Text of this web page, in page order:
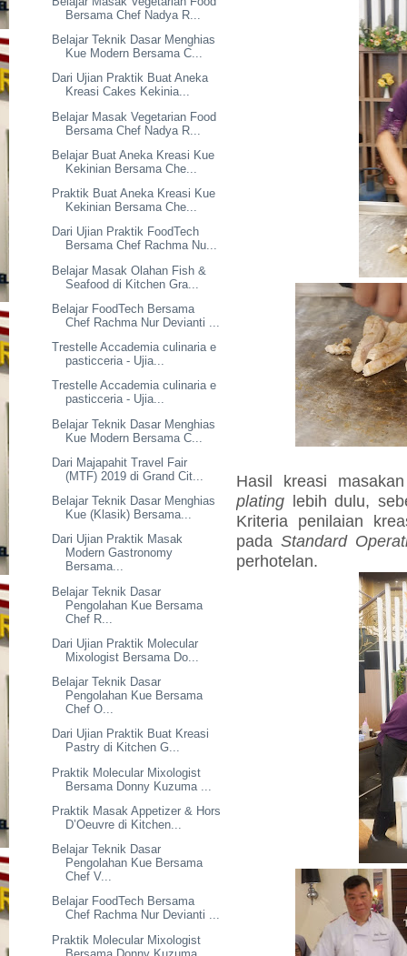
Bersama Chef Nadya R...
Belajar Teknik Dasar Menghias
Kue Modern Bersama C...
Dari Ujian Praktik Buat Aneka
Kreasi Cakes Kekinia...
Belajar Masak Vegetarian Food
Bersama Chef Nadya R...
Belajar Buat Aneka Kreasi Kue
Kekinian Bersama Che...
Praktik Buat Aneka Kreasi Kue
Kekinian Bersama Che...
Dari Ujian Praktik FoodTech
Bersama Chef Rachma Nu...
Belajar Masak Olahan Fish &
Seafood di Kitchen Gra...
Belajar FoodTech Bersama
Chef Rachma Nur Devianti ...
Trestelle Accademia culinaria e
pasticceria - Ujia...
Trestelle Accademia culinaria e
pasticceria - Ujia...
Belajar Teknik Dasar Menghias
Kue Modern Bersama C...
Dari Majapahit Travel Fair
(MTF) 2019 di Grand Cit...
Belajar Teknik Dasar Menghias
Kue (Klasik) Bersama...
Dari Ujian Praktik Masak
Modern Gastronomy
Bersama...
Belajar Teknik Dasar
Pengolahan Kue Bersama
Chef R...
Dari Ujian Praktik Molecular
Mixologist Bersama Do...
Belajar Teknik Dasar
Pengolahan Kue Bersama
Chef O...
Dari Ujian Praktik Buat Kreasi
Pastry di Kitchen G...
Praktik Molecular Mixologist
Bersama Donny Kuzuma ...
Praktik Masak Appetizer & Hors
D’Oeuvre di Kitchen...
Belajar Teknik Dasar
Pengolahan Kue Bersama
Chef V...
Belajar FoodTech Bersama
Chef Rachma Nur Devianti ...
Praktik Molecular Mixologist
Hasil kreasi
plating lebih dulu,
Kriteria penilaian
pada Standard
perhotelan.